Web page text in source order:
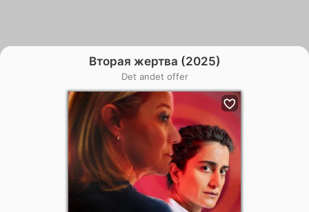
Вторая жертва (2025)
Det andet offer